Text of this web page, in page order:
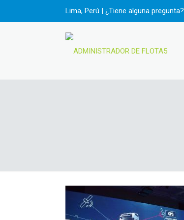
Lima, Perú | ¿Tiene alguna pregunta?